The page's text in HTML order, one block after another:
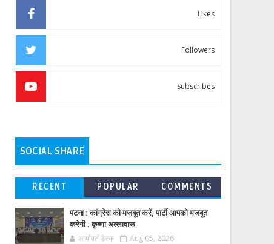
Likes
Followers
Subscribes
SOCIAL SHARE
RECENT POPULAR COMMENTS
पटना : कांग्रेस को मजबूत करें, पार्टी आपको मजबूत
करेगी : कृष्णा अल्लावारू
आर्यावर्त डेस्क Aug 05, 2026